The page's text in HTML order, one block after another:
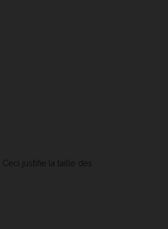
justifie la taille des